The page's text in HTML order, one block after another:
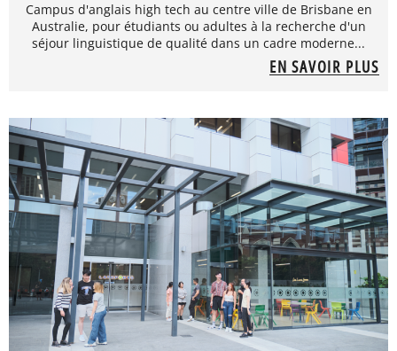
Campus d'anglais high tech au centre ville de Brisbane en
Australie, pour étudiants ou adultes à la recherche d'un
séjour linguistique de qualité dans un cadre moderne...
EN SAVOIR PLUS